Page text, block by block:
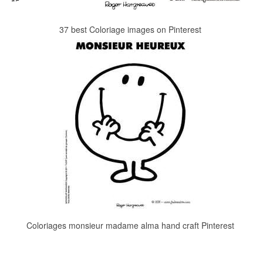
37 best Coloriage images on Pinterest
Coloriages monsieur madame alma hand craft Pinterest